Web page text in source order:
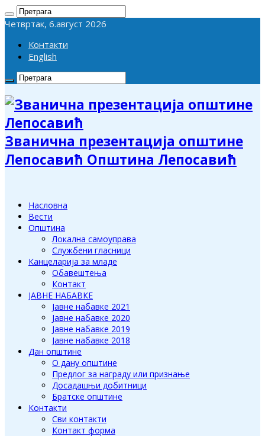
Четвртак, 6.август 2026
Контакти
English
Званична презентација општине
Лепосавић Општина Лепосавић
Насловна
Вести
Општина
Локална самоуправа
Службени гласници
Канцеларија за младе
Обавештења
Контакт
ЈАВНЕ НАБАВКЕ
Јавне набавке 2021
Јавне набавке 2020
Јавне набавке 2019
Јавне набавке 2018
Дан општине
О дану општине
Предлог за награду или признање
Досадашњи добитници
Братске општине
Контакти
Сви контакти
Контакт форма